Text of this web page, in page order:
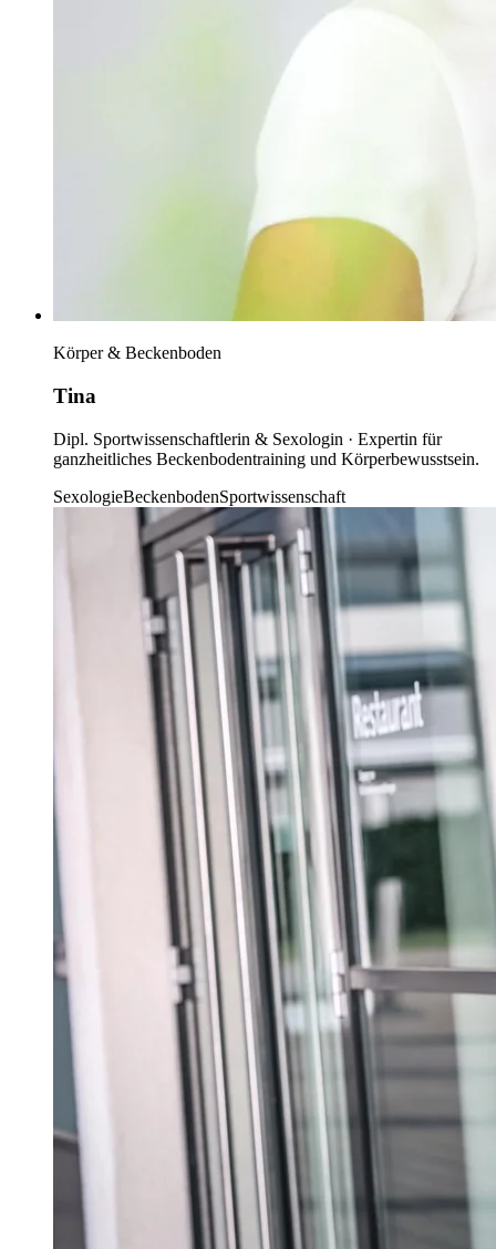
Körper & Beckenboden
Tina
Dipl. Sportwissenschaftlerin & Sexologin · Expertin für
ganzheitliches Beckenbodentraining und Körperbewusstsein.
SexologieBeckenbodenSportwissenschaft